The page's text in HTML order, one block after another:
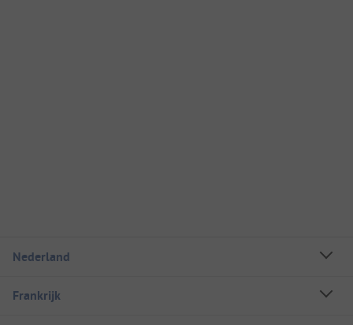
Nederland
Frankrijk